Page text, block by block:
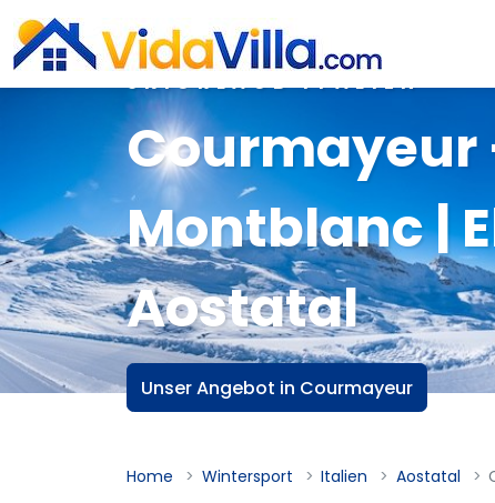
SKIURLAUB ITALIEN
Courmayeur
Montblanc |
Aostatal
Unser Angebot in Courmayeur
Home Wintersport Italien Aostatal